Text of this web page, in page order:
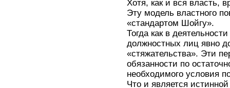
Хотя, как и вся власть,
Эту модель властного
«стандартом Шойгу».
Тогда как в
должностных лиц явно
«стяжательства». Эти
обязанности по
необходимого условия
Что и является